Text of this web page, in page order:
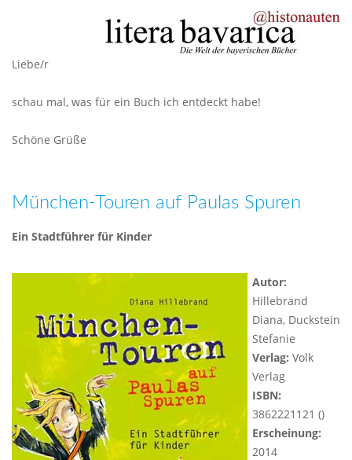
Liebe/r
schau mal, was für ein Buch ich entdeckt habe!
Schöne Grüße
München-Touren auf Paulas Spuren
Ein Stadtführer für Kinder
Autor:
Hillebrand
Diana, Duckstein
Stefanie
Verlag: Volk
Verlag
ISBN:
3862221121 ()
Erscheinung:
2014